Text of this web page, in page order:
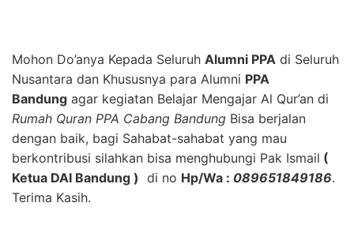
Mohon Do’anya Kepada Seluruh Alumni PPA di Seluruh
Nusantara dan Khususnya para Alumni PPA
Bandung agar kegiatan Belajar Mengajar Al Qur’an di
Rumah Quran PPA Cabang Bandung Bisa berjalan
dengan baik, bagi Sahabat-sahabat yang mau
berkontribusi silahkan bisa menghubungi Pak Ismail (
Ketua DAI Bandung ) di no Hp/Wa : 089651849186.
Terima Kasih.